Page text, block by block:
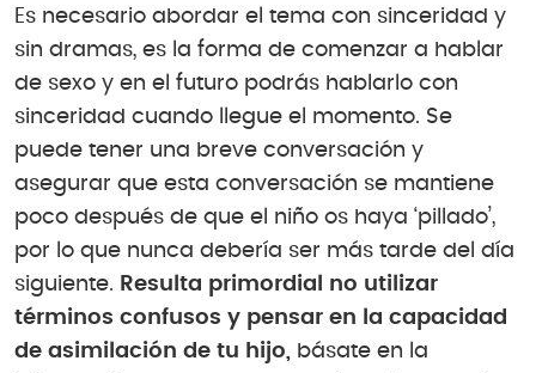
Es necesario abordar el tema con sinceridad y
sin dramas, es la forma de comenzar a hablar
de sexo y en el futuro podrás hablarlo con
sinceridad cuando llegue el momento. Se
puede tener una breve conversación y
asegurar que esta conversación se mantiene
poco después de que el niño os haya ‘pillado’,
por lo que nunca debería ser más tarde del día
siguiente. Resulta primordial no utilizar
términos confusos y pensar en la capacidad
de asimilación de tu hijo, básate en la